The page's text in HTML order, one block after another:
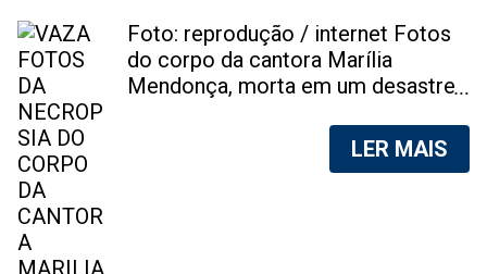
Foto: reprodução / internet Fotos
do corpo da cantora Marília
Mendonça, morta em um desastre
foram vazadas na internet. A
divulgação de fotos do corpo de
LER MAIS